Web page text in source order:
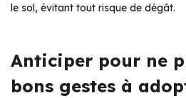
le sol, évitant tout risque de dégât.
Anticiper pour ne
bons gestes à